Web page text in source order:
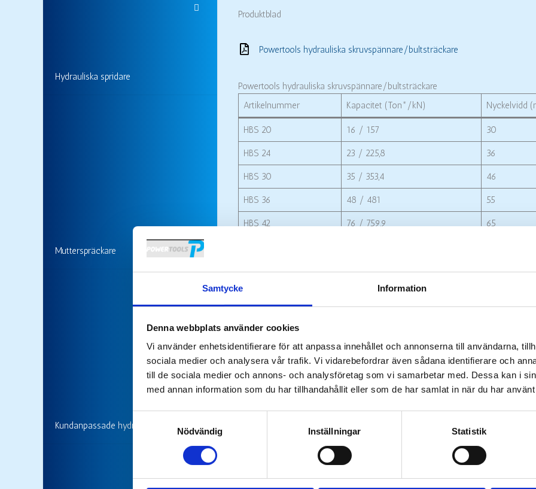
Samtycke Information
Denna webbplats använder cookies
Vi använder enhetsidentifierare för att anpassa innehållet och annonserna till användarna,
sociala medier och analysera vår trafik. Vi vidarebefordrar även sådana identifierare och
till de sociala medier och annons- och analysföretag som vi samarbetar med. Dessa kan i
med annan information som du har tillhandahållit eller som de har samlat in när du har
Nödvändig
Inställningar Statistik
Hydrauliska spridare
Mutterspräckare
Kundanpassade hydraulverktyg
Produktblad
Powertools hydrauliska skruvspännare/bultsträckare
Powertools hydrauliska skruvspännare/bultsträckare
Artikelnummer
Kapacitet (Ton*/kN) Nyckelvidd
HBS 20 16 / 157 30
HBS 24 23 / 225,8 36
HBS 30 35 / 353,4 46
HBS 36 48 / 481 55
HBS 42 76 / 759,9 65
HBS 56 132 / 1319,5 85
180 / 1796,6
290 / 2898,1
HBS 90 361 / 3612,8 130
HBS 100 440 / 4406,1
145
Produkter i denna kategori:
Tillbehör/reservdelar
Tillbehör/reservdelar
skruvspännarna är extra